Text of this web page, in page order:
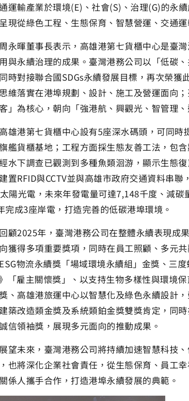
運輸產業於環境(E)、社會(S)、治理(G)的永
現從綠色工程、生態保育、智慧營運、交通
暉董事長表示，高雄港第七貨櫃中心是臺灣
與永續治理的成果。臺灣港務公司以「低碳
時對接聯合國SDGs永續發展目標，再次榮
維落實在港埠規劃、設計、施工及營運面向
」為核心，朝向「強港航、興觀光、智管理
港第七貨櫃中心設有5座深水碼頭，可同時
艦貨櫃基地；工程方面採生態友善工法，包
水下調查已觀測到多種魚類洄游，顯示生態
置RFID與CCTV並與高雄市政府交通資料串
陽光電，未來年發電量可達7,148千度、減
完成3座岸電，打造完善的低碳港埠環境。
2025年，臺灣港務公司在整體永續表現成
獲得多項重要獎項，同時在員工照顧、多元
物流永續獎「場域環境永續組」金獎、三
「雇主關懷獎」、以支持生物多樣性與環境
、高雄港旅運中心以智慧化及綠色永續設計
築改造類金獎及系統類鉑金獎雙獎肯定，同
信領袖獎，展現多元面向的推動成果。
未來，臺灣港務公司將持續加速智慧科技、
也將深化企業社會責任，從生態保育、員工
係人攜手合作，打造港埠永續發展的典範。